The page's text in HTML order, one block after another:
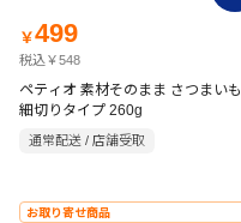
￥499
税込￥548
ペティオ 素材そのまま さつまいも
細切りタイプ 260g
通常配送 / 店舗受取
お取り寄せ商品